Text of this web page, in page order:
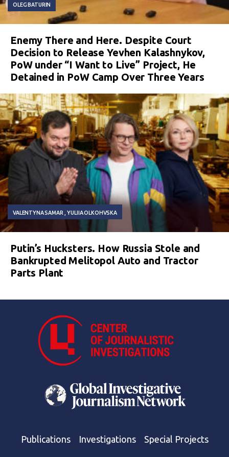
OLEG BATURIN
Enemy There and Here. Despite Court
Decision to Release Yevhen Kalashnykov,
PoW under “I Want to Live” Project, He
Detained in PoW Camp Over Three Years
VALENTYNA SAMAR YULIIA OLKOHVSKA
Putin’s Hucksters. How Russia Stole and
Bankrupted Melitopol Auto and Tractor
Parts Plant
Publications Investigations Special Projects